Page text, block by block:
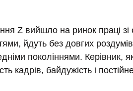
Z вийшло на ринок праці
йдуть без довгих
поколіннями. Керівник,
кадрів, байдужість і